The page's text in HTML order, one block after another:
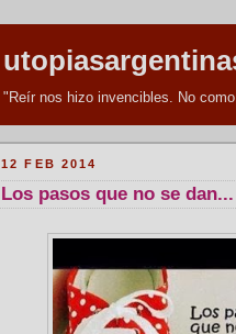
"Reír nos hizo invencibles. No
12 FEB 2014
Los pasos que no se dan...